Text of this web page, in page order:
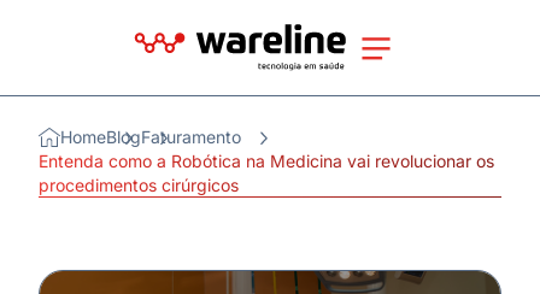
HomeBlogFaturamento
Entenda como a Robótica na Medicina vai revolucionar os
procedimentos cirúrgicos